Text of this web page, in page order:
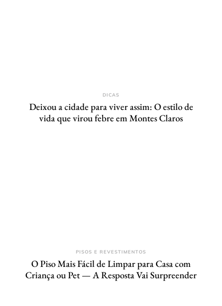
DICAS
Deixou a cidade para viver assim: O estilo de
vida que virou febre em Montes Claros
PISOS E REVESTIMENTOS
O Piso Mais Fácil de Limpar para Casa com
Criança ou Pet — A Resposta Vai Surpreender